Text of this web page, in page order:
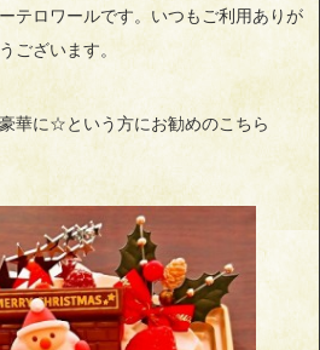
テロワールです。いつもご利用ありが
ございます。
華に☆という方にお勧めのこちら